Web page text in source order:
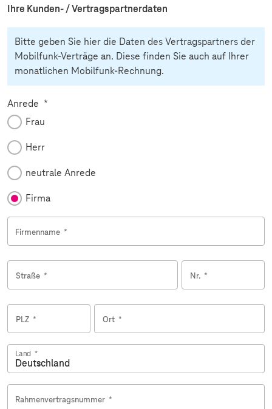
Ihre Kunden- / Vertragspartnerdaten
Bitte geben Sie hier die Daten des Vertragspartners der
Mobilfunk-Verträge an. Diese finden Sie auch auf Ihrer
monatlichen Mobilfunk-Rechnung.
Anrede Pflichtfeld
*
Frau
Herr
neutrale Anrede
Firma
Firmenname *
Straße * Nr. *
PLZ * Ort *
Land *
Rahmenvertragsnummer *